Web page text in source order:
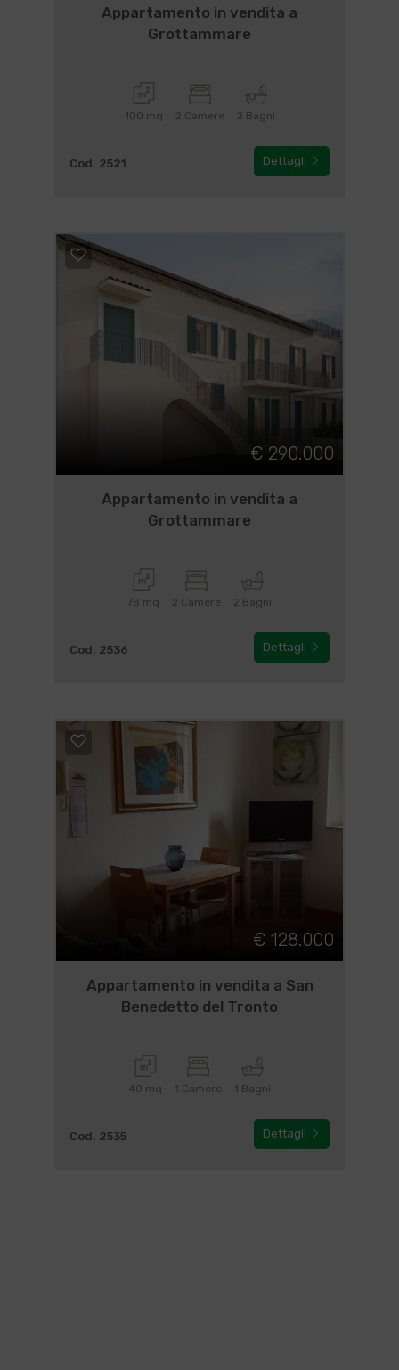
Appartamento in vendita a
Grottammare
100 mq 2 Camere 2 Bagni
Cod. 2521 Dettagli
€ 290.000
Appartamento in vendita a
Grottammare
78 mq 2 Camere 2 Bagni
Cod. 2536 Dettagli
€ 128.000
Appartamento in vendita a San
Benedetto del Tronto
40 mq 1 Camere 1 Bagni
Cod. 2535 Dettagli